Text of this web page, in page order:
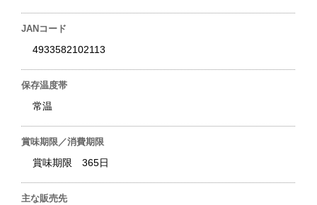
JANコード
4933582102113
保存温度帯
常温
賞味期限／消費期限
賞味期限 365日
主な販売先